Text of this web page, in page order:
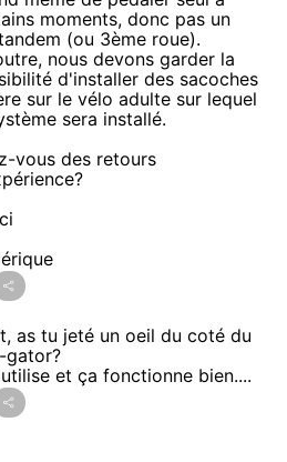
moments, donc pas un
(ou 3ème roue).
nous devons garder la
d'installer des sacoches
sur le vélo adulte sur lequel
sera installé.
vous des retours
as tu jeté un oeil du coté du
gator?
et ça fonctionne bien....